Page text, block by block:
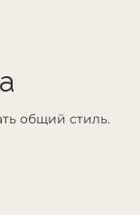
общий стиль.